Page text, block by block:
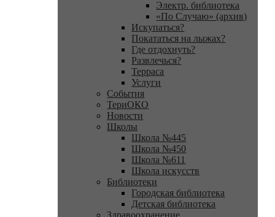
Электр. библиотека
«По Случаю» (архив)
Искупаться?
Покататься на лыжах?
Где отдохнуть?
Развлечься?
Терраса
Услуги
События
ТериОКО
Новости
Школы
Школа №445
Школа №450
Школа №611
Школа искусств
Библиотеки
Городская библиотека
Детская библиотека
Здравоохранение